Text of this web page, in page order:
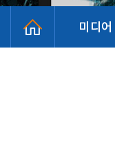
미디어